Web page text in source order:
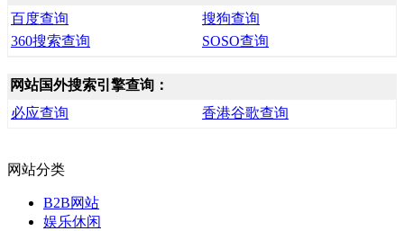
百度查询
搜狗查询
360搜索查询
SOSO查询
网站国外搜索引擎查询：
必应查询
香港谷歌查询
网站分类
B2B网站
娱乐休闲